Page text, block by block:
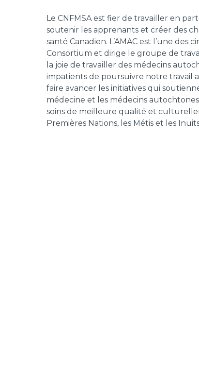
Le CNFMSA est fier de travailler en
soutenir les apprenants et créer des
santé Canadien. L’AMAC est l’une des
Consortium et dirige le groupe de
la joie de travailler des médecins
impatients de poursuivre notre travail
faire avancer les initiatives qui
médecine et les médecins
soins de meilleure qualité et
Premières Nations, les Métis et les